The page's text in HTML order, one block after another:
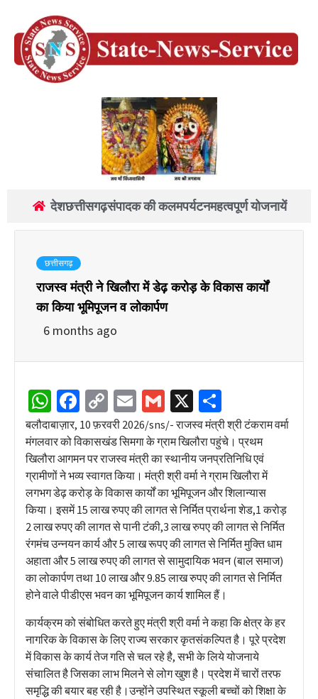
देशछत्तीसगढ़संपादक की कलमपर्यटनमहत्वपूर्ण योजनायें
छत्तीसगढ़
राजस्व मंत्री ने खिलौरा में डेढ़ करोड़ के विकास कार्यों
का किया भूमिपूजन व लोकार्पण
6 months ago
WhatsApp
Facebook
Copy
Link
EmailGmail
X
बलौदाबाज़ार, 10 फ़रवरी 2026/sns/- राजस्व मंत्री श्री टंकराम वर्मा
मंगलवार को विकासखंड सिमगा के ग्राम खिलौरा पहुंचे। प्रथम
खिलौरा आगमन पर राजस्व मंत्री का स्थानीय जनप्रतिनिधि एवं
ग्रामीणों ने भव्य स्वागत किया। मंत्री श्री वर्मा ने ग्राम खिलौरा में
लगभग डेढ़ करोड़ के विकास कार्यों का भूमिपूजन और शिलान्यास
किया। इसमें 15 लाख रुपए की लागत से निर्मित प्रार्थना शेड,1 करोड़
2 लाख रुपए की लागत से पानी टंकी,3 लाख रुपए की लागत से निर्मित
रंगमंच उन्नयन कार्य और 5 लाख रूपए की लागत से निर्मित मुक्ति धाम
अहाता और 5 लाख रुपए की लागत से सामुदायिक भवन (बाल समाज)
का लोकार्पण तथा 10 लाख और 9.85 लाख रुपए की लागत से निर्मित
होने वाले पीडीएस भवन का भूमिपूजन कार्य शामिल हैं।
कार्यक्रम को संबोधित करते हुए मंत्री श्री वर्मा ने कहा कि क्षेत्र के हर
नागरिक के विकास के लिए राज्य सरकार कृतसंकल्पित है। पूरे प्रदेश
में विकास के कार्य तेज गति से चल रहे है, सभी के लिये योजनाये
संचालित है जिसका लाभ मिलने से लोग खुश है। प्रदेश में चारों तरफ
समृद्धि की बयार बह रही है।उन्होंने उपस्थित स्कूली बच्चों को शिक्षा के